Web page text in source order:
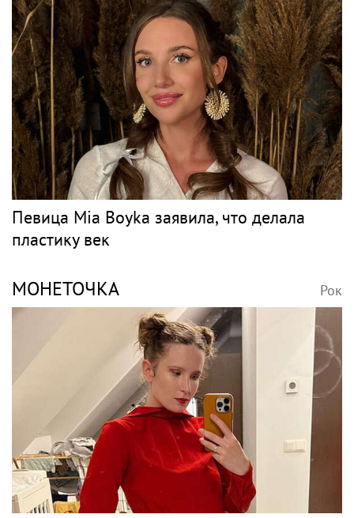
Певица Mia Boyka заявила, что делала
пластику век
МОНЕТОЧКА Рок